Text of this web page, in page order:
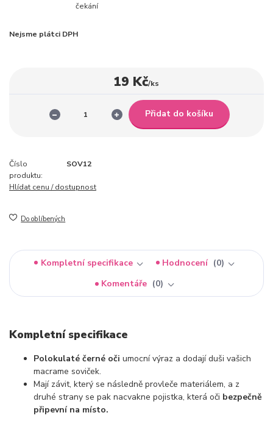
čekání
Nejsme plátci DPH
19 Kč/ks
Přidat do košíku
Číslo
produktu:
SOV12
Hlídat cenu / dostupnost
Do oblíbených
Kompletní specifikace Hodnocení
0
Komentáře
0
Kompletní specifikace
Polokulaté černé oči umocní výraz a dodají duši vašich
macrame soviček.
Mají závit, který se následně provleče materiálem, a z
druhé strany se pak nacvakne pojistka, která oči bezpečně
připevní na místo.